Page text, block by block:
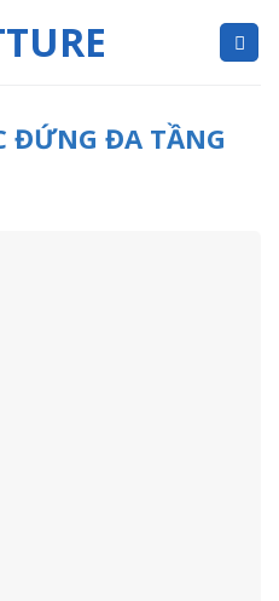
ĐỨNG ĐA TẦNG